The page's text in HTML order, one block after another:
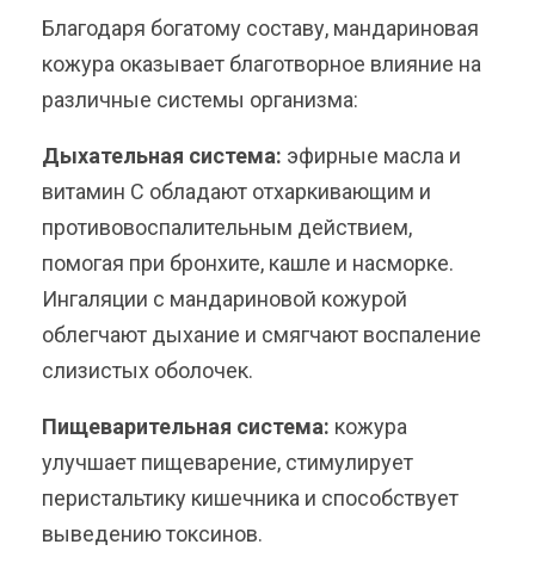
Благодаря богатому составу, мандариновая
кожура оказывает благотворное влияние на
различные системы организма:
Дыхательная система: эфирные масла и
витамин С обладают отхаркивающим и
противовоспалительным действием,
помогая при бронхите, кашле и насморке.
Ингаляции с мандариновой кожурой
облегчают дыхание и смягчают воспаление
слизистых оболочек.
Пищеварительная система: кожура
улучшает пищеварение, стимулирует
перистальтику кишечника и способствует
выведению токсинов.